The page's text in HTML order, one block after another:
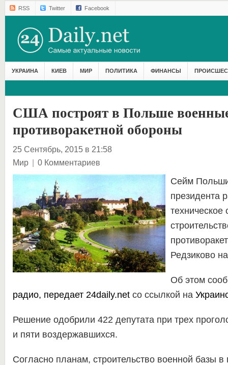
RSS Twitter Facebook
УКРАИНА КИЕВ МИР ПОЛИТИКА ФИНАНСЫ
США построят в Польше
противоракетной обороны
25 Сентябрь, 2015 в 21:58
Мир | 0 Комментариев
Сейм
президента
техническое
Редзиково
Об этом
радио, передает 24daily.netсо ссылкой на
Решение одобрили 422 депутата при трех
и пяти воздержавшихся.
Согласно планам, строительство военной базы в